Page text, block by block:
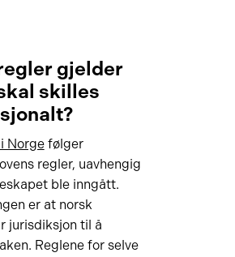
gjelder
skilles
Norgefølger
regler, uavhengig
ble inngått.
er at norsk
jurisdiksjon til å
Reglene for selve